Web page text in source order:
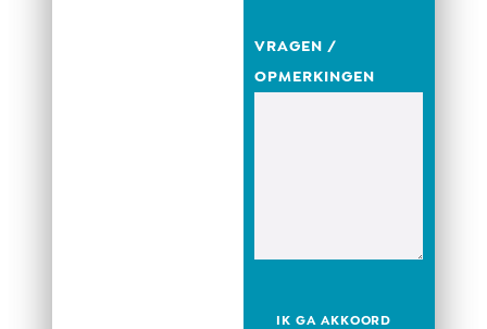
VRAGEN /
OPMERKINGEN
IK GA AKKOORD